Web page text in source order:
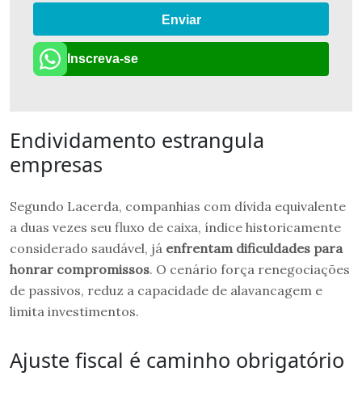
Enviar
Inscreva-se
Endividamento estrangula
empresas
Segundo Lacerda, companhias com dívida equivalente
a duas vezes seu fluxo de caixa, índice historicamente
considerado saudável, já enfrentam dificuldades para
honrar compromissos. O cenário força renegociações
de passivos, reduz a capacidade de alavancagem e
limita investimentos.
Ajuste fiscal é caminho obrigatório